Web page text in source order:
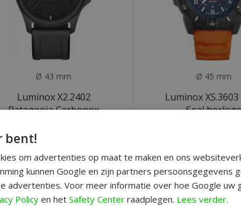
Ø 43 mm
Luminox X2.2402
Patagonia Carbonox
Deliverytime
€305 €189
Ø 45 mm
Luminox
Seal
Deliverytime
€625
SALE
bent!
om advertenties op maat te maken en ons
kunnen Google en zijn partners persoonsgegevens
advertenties. Voor meer informatie over hoe Google uw
Policy en het Safety Center raadplegen. Lees verder.